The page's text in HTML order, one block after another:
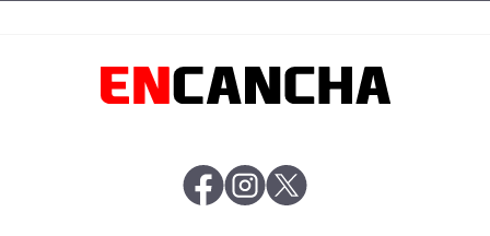
abre en nueva pestaña
abre en nueva pestaña